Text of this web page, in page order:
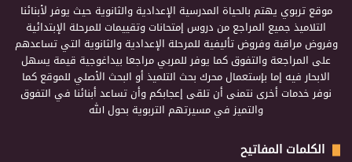
موقع تربوي يهتم بالحياة المدرسية الإعدادية والثانوية حيث يوفر لأبنائنا
التلاميذ جميع المراجع من دروس إمتحانات وتقييمات للمرحلة الإبتدائية
وفروض مراقبة وفروض تأليفية للمرحلة الإعدادية والثانوية التي تساعدهم
على المراجعة والتفوق كما يوفر للمربي مراجعا بيداغوجية قيمة يسهل
الابحار فيه إما بإستعمال محرك بحث التلميذ أو البحث الأصلي للموقع كما
نوفر خدمات أخرى نتمنى أن تلقى إعجابكم وأن تساعد أبنائنا في التفوق
والتميز في مسيرتهم التربوية بحول الله
الكلمات المفاتيح